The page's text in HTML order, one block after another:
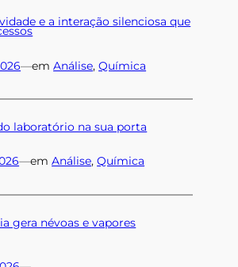
e a interação silenciosa que
—emAnálise, Química
laboratório na sua porta
—emAnálise, Química
gera névoas e vapores